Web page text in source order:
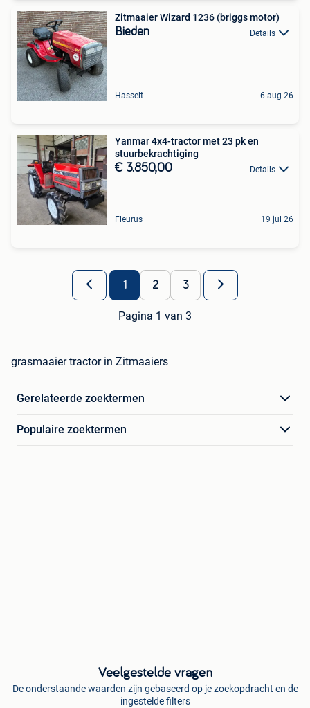
Zitmaaier Wizard 1236 (briggs motor)
Bieden Details
Hasselt 6 aug 26
Yanmar 4x4-tractor met 23 pk en
stuurbekrachtiging
€ 3.850,00 Details
Fleurus 19 jul 26
1 2 3
Pagina 1 van 3
grasmaaier tractor in Zitmaaiers
Gerelateerde zoektermen
Populaire zoektermen
Veelgestelde vragen
De onderstaande waarden zijn gebaseerd op je zoekopdracht en de
ingestelde filters